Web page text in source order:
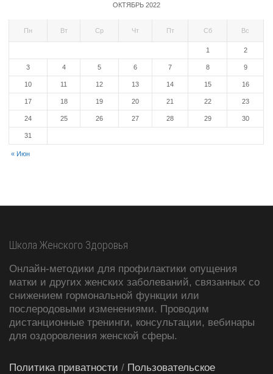
ОКТЯБРЬ 2022
Пн Вт Ср Чт Пт Сб Вс
« Июн
1 2
3 4 5 6 7 8 9
10 11 12 13 14 15 16
17 18 19 20 21 22 23
24 25 26 27 28 29 30
31
Школа Женского Здоровья
Онлайн-методики для профилактики опущения
матки и других женских заболеваний, связанных со
снижением гормональной функции или
послеродовыми изменениями. Проводим
дистанционные тренинги, консультации, вебинары
для оздоровления женской сферы.
Политика приватности / Пользовательское